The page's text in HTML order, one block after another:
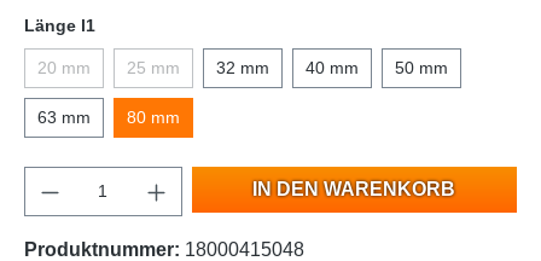
Länge l1
20 mm 25 mm 32 mm 40 mm 50 mm
63 mm 80 mm
IN DEN WARENKORB
Produktnummer: 18000415048